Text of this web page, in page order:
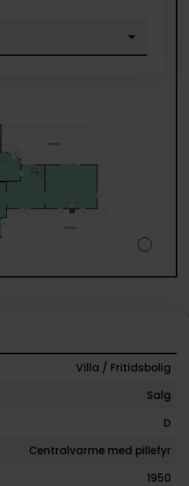
Villa / Fritidsbolig
Salg
D
Centralvarme med pillefyr
1950